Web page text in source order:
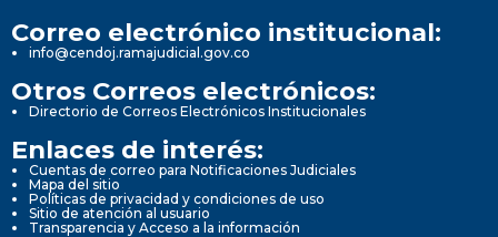
Correo electrónico institucional:
info@cendoj.ramajudicial.gov.co
Otros Correos electrónicos:
Directorio de Correos Electrónicos Institucionales
Enlaces de interés:
Cuentas de correo para Notificaciones Judiciales
Mapa del sitio
Políticas de privacidad y condiciones de uso
Sitio de atención al usuario
Transparencia y Acceso a la información